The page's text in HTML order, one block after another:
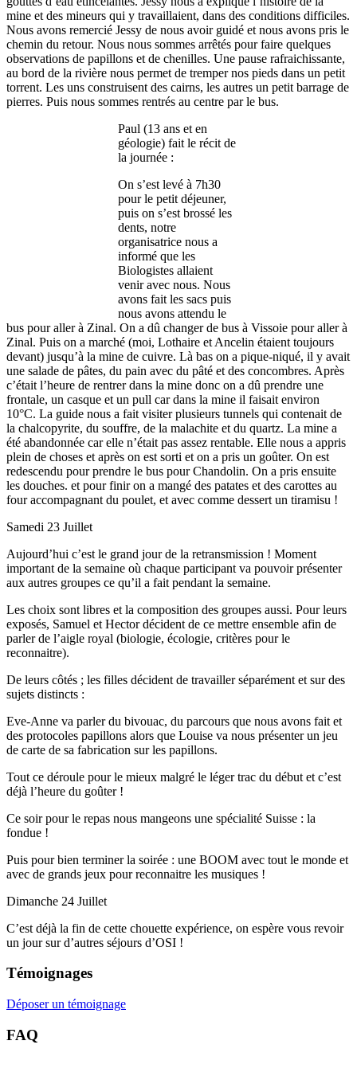
mine et des mineurs qui y travaillaient, dans des conditions difficiles.
Nous avons remercié Jessy de nous avoir guidé et nous avons pris le
chemin du retour. Nous nous sommes arrêtés pour faire quelques
observations de papillons et de chenilles. Une pause rafraichissante,
au bord de la rivière nous permet de tremper nos pieds dans un petit
torrent. Les uns construisent des cairns, les autres un petit barrage de
pierres. Puis nous sommes rentrés au centre par le bus.
Paul (13 ans et en
géologie) fait le récit de
la journée :
On s’est levé à 7h30
pour le petit déjeuner,
puis on s’est brossé les
dents, notre
organisatrice nous a
informé que les
Biologistes allaient
venir avec nous. Nous
avons fait les sacs puis
nous avons attendu le
bus pour aller à Zinal. On a dû changer de bus à Vissoie pour aller à
Zinal. Puis on a marché (moi, Lothaire et Ancelin étaient toujours
devant) jusqu’à la mine de cuivre. Là bas on a pique-niqué, il y avait
une salade de pâtes, du pain avec du pâté et des concombres. Après
c’était l’heure de rentrer dans la mine donc on a dû prendre une
frontale, un casque et un pull car dans la mine il faisait environ
10°C. La guide nous a fait visiter plusieurs tunnels qui contenait de
la chalcopyrite, du souffre, de la malachite et du quartz. La mine a
été abandonnée car elle n’était pas assez rentable. Elle nous a appris
plein de choses et après on est sorti et on a pris un goûter. On est
redescendu pour prendre le bus pour Chandolin. On a pris ensuite
les douches. et pour finir on a mangé des patates et des carottes au
four accompagnant du poulet, et avec comme dessert un tiramisu !
Samedi 23 Juillet
Aujourd’hui c’est le grand jour de la retransmission ! Moment
important de la semaine où chaque participant va pouvoir présenter
aux autres groupes ce qu’il a fait pendant la semaine.
Les choix sont libres et la composition des groupes aussi. Pour leurs
exposés, Samuel et Hector décident de ce mettre ensemble afin de
parler de l’aigle royal (biologie, écologie, critères pour le
reconnaitre).
De leurs côtés ; les filles décident de travailler séparément et sur des
sujets distincts :
Eve-Anne va parler du bivouac, du parcours que nous avons fait et
des protocoles papillons alors que Louise va nous présenter un jeu
de carte de sa fabrication sur les papillons.
Tout ce déroule pour le mieux malgré le léger trac du début et c’est
déjà l’heure du goûter !
Ce soir pour le repas nous mangeons une spécialité Suisse : la
fondue !
Puis pour bien terminer la soirée : une BOOM avec tout le monde et
avec de grands jeux pour reconnaitre les musiques !
Dimanche 24 Juillet
C’est déjà la fin de cette chouette expérience, on espère vous revoir
un jour sur d’autres séjours d’OSI !
Témoignages
Déposer un témoignage
FAQ